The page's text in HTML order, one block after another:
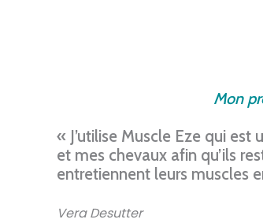
Mon
« J’utilise Muscle Eze qui
et mes chevaux afin qu’ils
entretiennent leurs muscles
Vera Desutter